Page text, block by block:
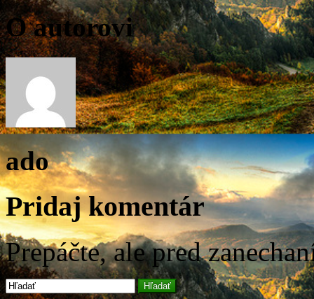
O autorovi
ado
Pridaj komentár
Prepáčte, ale pred
Hľadať